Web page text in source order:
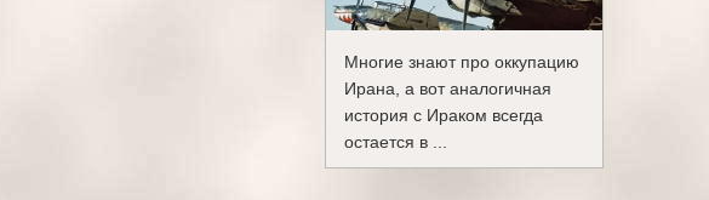
Многие знают про оккупацию
Ирана, а вот аналогичная
история с Ираком всегда
остается в ...